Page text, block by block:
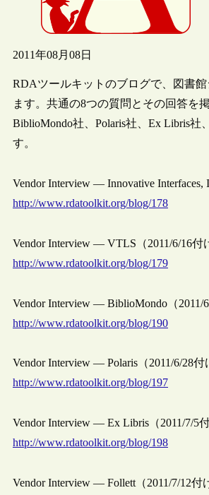
2011年08月08日
RDAツールキットのブログで、図書
ます。共通の8つの質問とその回答を
BiblioMondo社、Polaris社、Ex Libris
す。
Vendor Interview — Innovative Interfaces,
http://www.rdatoolkit.org/blog/178
Vendor Interview — VTLS（2011/6/16付
http://www.rdatoolkit.org/blog/179
Vendor Interview — BiblioMondo（2011/
http://www.rdatoolkit.org/blog/190
Vendor Interview — Polaris（2011/6/28付
http://www.rdatoolkit.org/blog/197
Vendor Interview — Ex Libris（2011/7/5付
http://www.rdatoolkit.org/blog/198
Vendor Interview — Follett（2011/7/12付